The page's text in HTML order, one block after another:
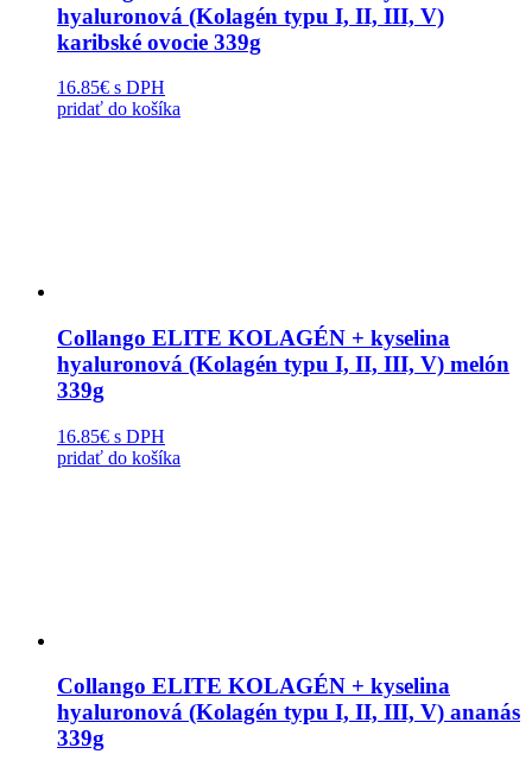
hyaluronová (Kolagén typu I, II, III, V)
karibské ovocie 339g
16.85€ s DPH
pridať do košíka
Collango ELITE KOLAGÉN + kyselina
hyaluronová (Kolagén typu I, II, III, V) melón
339g
16.85€ s DPH
pridať do košíka
Collango ELITE KOLAGÉN + kyselina
hyaluronová (Kolagén typu I, II, III, V) ananás
339g